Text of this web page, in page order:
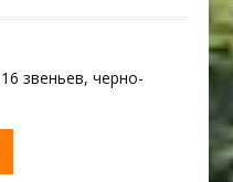
звеньев, черно-